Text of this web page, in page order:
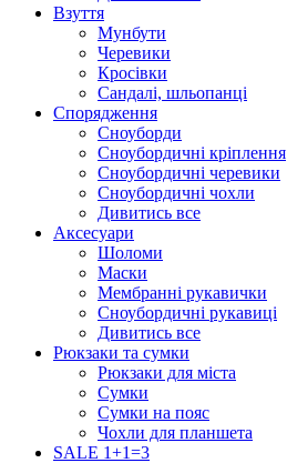
Взуття
Мунбути
Черевики
Кросівки
Сандалі, шльопанці
Спорядження
Сноуборди
Сноубордичні кріплення
Сноубордичні черевики
Сноубордичні чохли
Дивитись все
Аксесуари
Шоломи
Маски
Мембранні рукавички
Сноубордичні рукавиці
Дивитись все
Рюкзаки та сумки
Рюкзаки для міста
Сумки
Сумки на пояс
Чохли для планшета
SALE 1+1=3